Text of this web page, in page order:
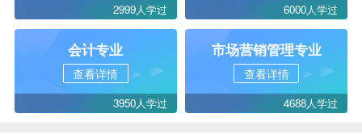
2999人学过 6000人学过
会计专业
查看详情
3950人学过
市场营销管理专业
查看详情
4688人学过